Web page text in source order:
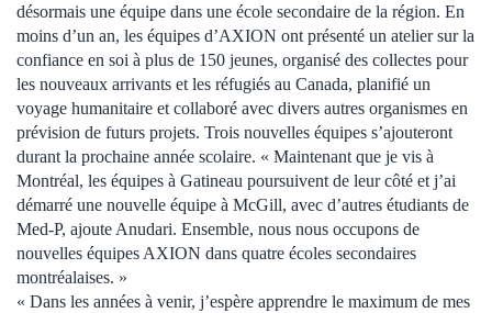
désormais une équipe dans une école secondaire de la région. En
moins d’un an, les équipes d’AXION ont présenté un atelier sur la
confiance en soi à plus de 150 jeunes, organisé des collectes pour
les nouveaux arrivants et les réfugiés au Canada, planifié un
voyage humanitaire et collaboré avec divers autres organismes en
prévision de futurs projets. Trois nouvelles équipes s’ajouteront
durant la prochaine année scolaire. « Maintenant que je vis à
Montréal, les équipes à Gatineau poursuivent de leur côté et j’ai
démarré une nouvelle équipe à McGill, avec d’autres étudiants de
Med-P, ajoute Anudari. Ensemble, nous nous occupons de
nouvelles équipes AXION dans quatre écoles secondaires
montréalaises. »
« Dans les années à venir, j’espère apprendre le maximum de mes